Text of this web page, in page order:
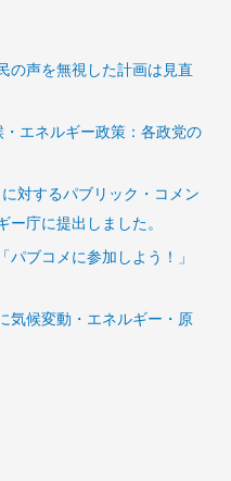
の声を無視した計画は見直
エネルギー政策：各政党の
対するパブリック・コメン
ー庁に提出しました。
ブコメに参加しよう！」
気候変動・エネルギー・原